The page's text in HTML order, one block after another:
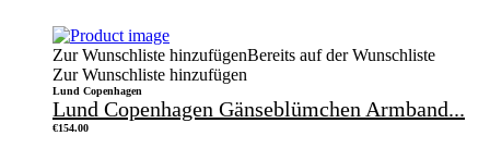
Zur Wunschliste hinzufügenBereits auf der Wunschliste
Zur Wunschliste hinzufügen
Lund Copenhagen
Lund Copenhagen Gänseblümchen Armband...
€154.00